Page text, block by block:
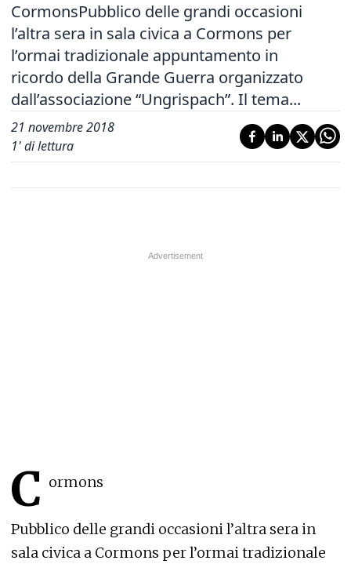
CormonsPubblico delle grandi occasioni
l’altra sera in sala civica a Cormons per
l’ormai tradizionale appuntamento in
ricordo della Grande Guerra organizzato
dall’associazione “Ungrispach”. Il tema...
21 novembre 2018
1' di lettura
C ormons
Pubblico delle grandi occasioni l’altra sera in
sala civica a Cormons per l’ormai tradizionale